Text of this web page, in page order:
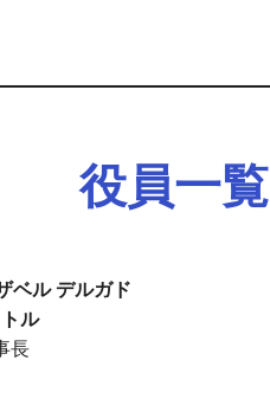
役員一覧
ベル デルガド
ル
長